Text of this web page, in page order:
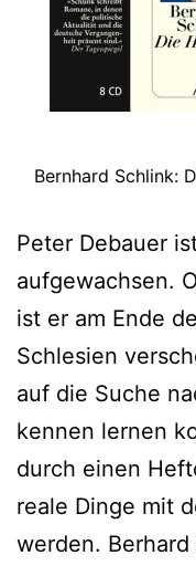
Bernhard Schlink:
Peter Debauer
aufgewachsen.
ist er am Ende
Schlesien
auf die Suche
kennen lernen
durch einen
reale Dinge mit
werden.